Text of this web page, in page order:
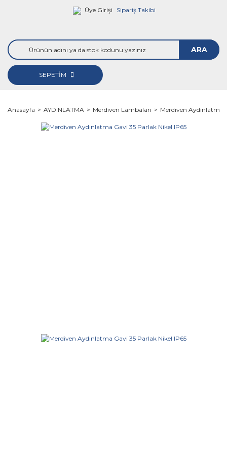
Üye Girişi Sipariş Takibi
ARA
SEPETİM
Anasayfa AYDINLATMA Merdiven Lambaları Merdiven Aydınlatma